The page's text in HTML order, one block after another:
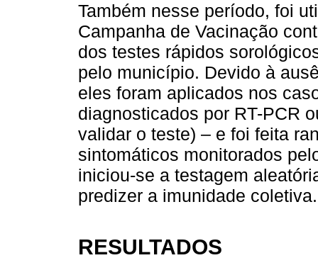
Também nesse período, foi
Campanha de Vacinação
dos testes rápidos
pelo município. Devido à
eles foram aplicados nos
diagnosticados por RT-PCR
validar o teste) – e foi feita
sintomáticos monitorados
iniciou-se a testagem
predizer a imunidade coletiva.
RESULTADOS